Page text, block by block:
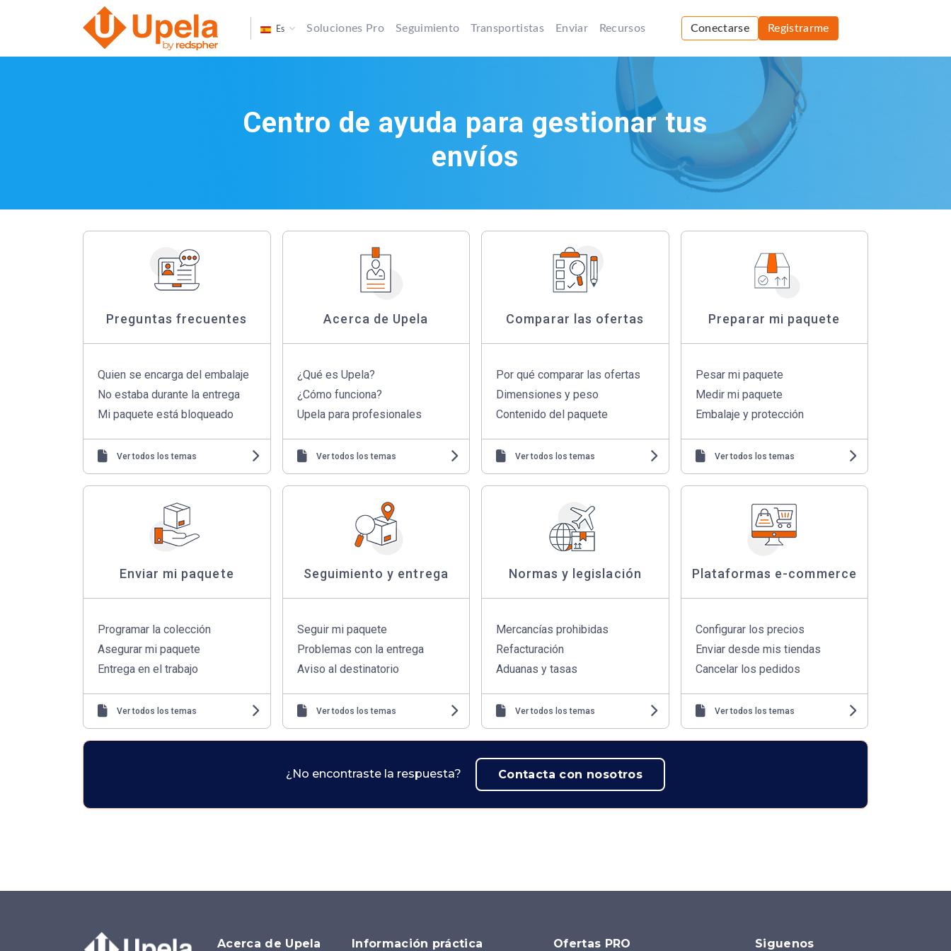
Es Soluciones Pro Seguimiento Transportistas Enviar Recursos Conectarse Registrarme
Centro de ayuda para gestionar tus
envíos
Preguntas frecuentes
Quien se encarga del embalaje
No estaba durante la entrega
Mi paquete está bloqueado
Ver todos los temas
Acerca de Upela
¿Qué es Upela?
¿Cómo funciona?
Upela para profesionales
Ver todos los temas
Comparar las ofertas
Por qué comparar las ofertas
Dimensiones y peso
Contenido del paquete
Ver todos los temas
Preparar mi paquete
Pesar mi paquete
Medir mi paquete
Embalaje y protección
Ver todos los temas
Enviar mi paquete
Programar la colección
Asegurar mi paquete
Entrega en el trabajo
Ver todos los temas
Seguimiento y entrega
Seguir mi paquete
Problemas con la entrega
Aviso al destinatorio
Ver todos los temas
Normas y legislación
Mercancías prohibidas
Refacturación
Aduanas y tasas
Ver todos los temas
Plataformas e-commerce
Configurar los precios
Enviar desde mis tiendas
Cancelar los pedidos
Ver todos los temas
¿No encontraste la respuesta? Contacta con nosotros
Acerca de Upela Información práctica Ofertas PRO Siguenos